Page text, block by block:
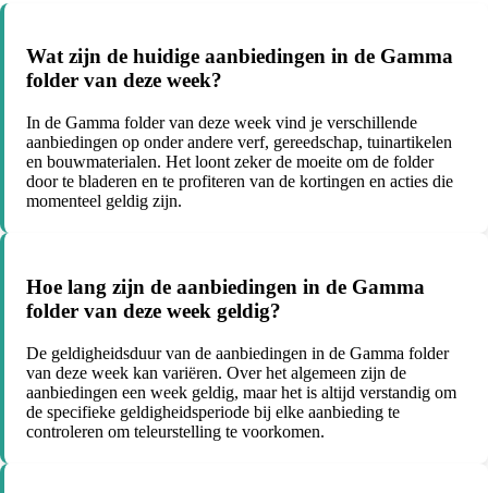
Wat zijn de huidige aanbiedingen in de Gamma
folder van deze week?
In de Gamma folder van deze week vind je verschillende
aanbiedingen op onder andere verf, gereedschap, tuinartikelen
en bouwmaterialen. Het loont zeker de moeite om de folder
door te bladeren en te profiteren van de kortingen en acties die
momenteel geldig zijn.
Hoe lang zijn de aanbiedingen in de Gamma
folder van deze week geldig?
De geldigheidsduur van de aanbiedingen in de Gamma folder
van deze week kan variëren. Over het algemeen zijn de
aanbiedingen een week geldig, maar het is altijd verstandig om
de specifieke geldigheidsperiode bij elke aanbieding te
controleren om teleurstelling te voorkomen.